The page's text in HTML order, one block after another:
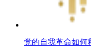
党的自我革命如何